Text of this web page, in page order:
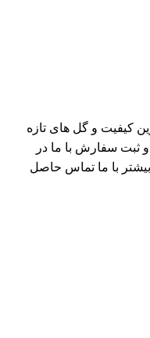
کیفیت و گل های تازه
ثبت سفارش با ما در
با ما تماس حاصل